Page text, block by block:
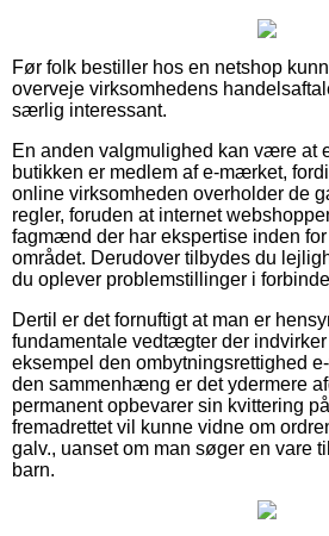
Før folk bestiller hos en netshop
overveje virksomhedens
særlig interessant.
En anden valgmulighed kan være at
butikken er medlem af e-mærket,
online virksomheden overholder de
regler, foruden at internet
fagmænd der har ekspertise inden
området. Derudover tilbydes du
du oplever problemstillinger i
Dertil er det fornuftigt at man er
fundamentale vedtægter der indvirker
eksempel den ombytningsrettighed e-
den sammenhæng er det ydermere
permanent opbevarer sin kvittering
fremadrettet vil kunne vidne om
galv., uanset om man søger en vare
barn.